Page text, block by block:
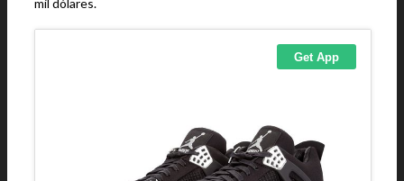
mil dólares.